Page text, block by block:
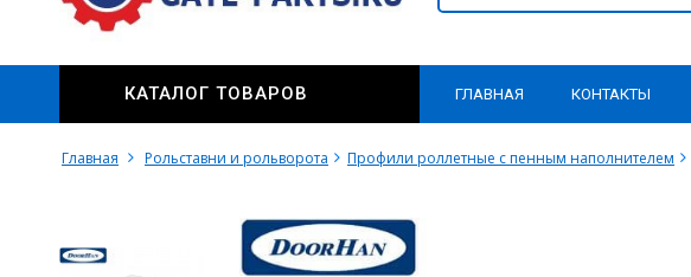
ГЛАВНАЯ КОНТАКТЫ
КАТАЛОГ ТОВАРОВ
Главная Рольставни и рольворота Профили роллетные с пенным наполнителем